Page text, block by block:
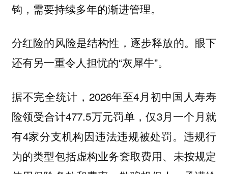
钩，需要持续多年的渐进管理。
分红险的风险是结构性，逐步释放的。眼下
还有另一重令人担忧的“灰犀牛”。
据不完全统计，2026年至4月初中国人寿寿
险领受合计477.5万元罚单，仅3月一个月就
有4家分支机构因违法违规被处罚。违规行
为的类型包括虚构业务套取费用、未按规定